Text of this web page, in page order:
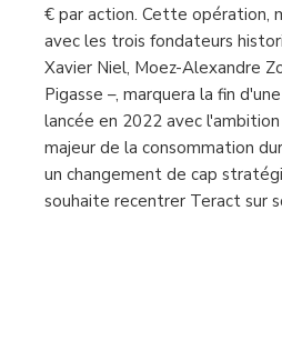
€ par action. Cette opération,
avec les trois fondateurs
Xavier Niel, Moez-Alexandre
Pigasse –, marquera la fin
lancée en 2022 avec
majeur de la consommation
un changement de cap
souhaite recentrer Teract sur